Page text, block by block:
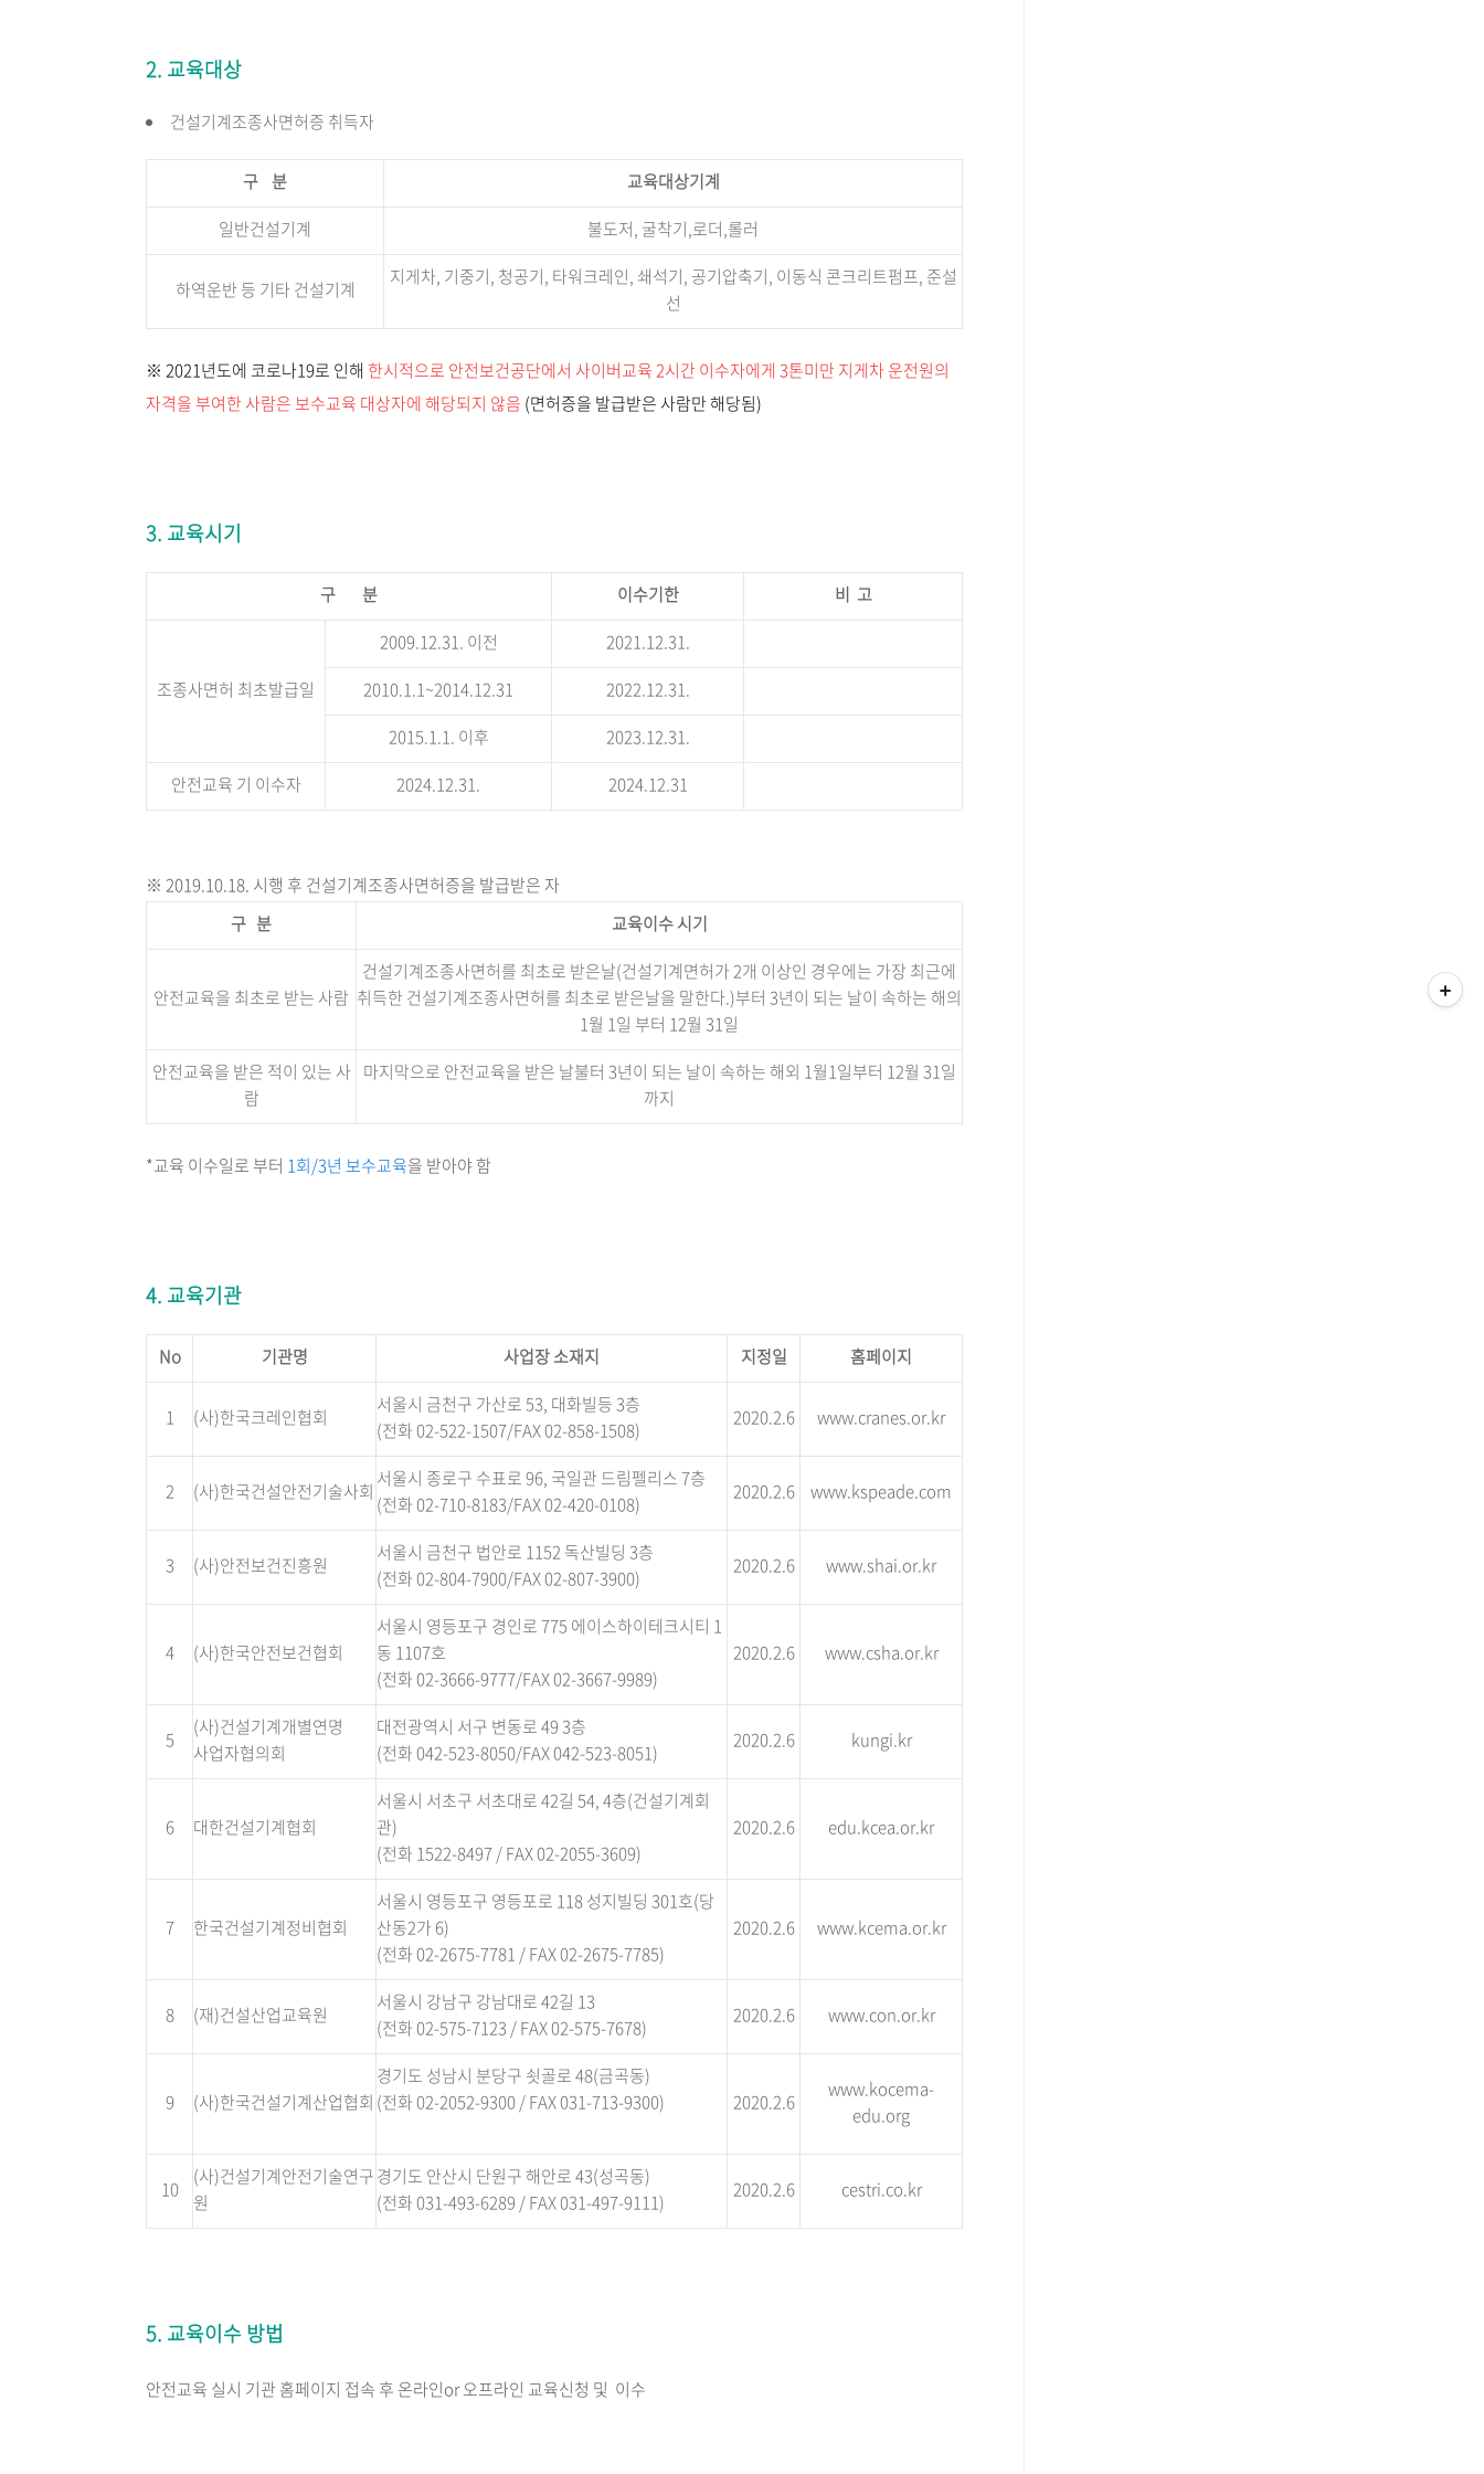
2. 교육대상
건설기계조종사면허증 취득자
구 분
교육대상기계
일반건설기계
불도저, 굴착기,로더,롤러
하역운반 등 기타 건설기계
지게차, 기중기, 청공기, 타워크레인, 쇄석기, 공기압축기, 이동식 콘크리트펌프, 준설
선
※ 2021년도에 코로나19로 인해 한시적으로 안전보건공단에서 사이버교육 2시간 이수자에게 3톤미만 지게차 운전원의
자격을 부여한 사람은 보수교육 대상자에 해당되지 않음 (면허증을 발급받은 사람만 해당됨)
3. 교육시기
구 분 이수기한 비 고
조종사면허 최초발급일
2009.12.31. 이전
2021.12.31.
2010.1.1~2014.12.31
2022.12.31.
2015.1.1. 이후
2023.12.31.
안전교육 기 이수자
2024.12.31. 2024.12.31
※ 2019.10.18. 시행 후 건설기계조종사면허증을 발급받은 자
구 분
교육이수 시기
안전교육을 최초로 받는 사람
건설기계조종사면허를 최초로 받은날(건설기계면허가 2개 이상인 경우에는 가장 최근에
취득한 건설기계조종사면허를 최초로 받은날을 말한다.)부터 3년이 되는 날이 속하는 해의
1월 1일 부터 12월 31일
안전교육을 받은 적이 있는 사
람
마지막으로 안전교육을 받은 날불터 3년이 되는 날이 속하는 해외 1월1일부터 12월 31일
까지
*교육 이수일로 부터 1회/3년 보수교육을 받아야 함
4. 교육기관
No 기관명 사업장 소재지 지정일 홈페이지
1 (사)한국크레인협회
서울시 금천구 가산로 53, 대화빌등 3층
(전화 02-522-1507/FAX 02-858-1508)
2020.2.6 www.cranes.or.kr
2 (사)한국건설안전기술사회
서울시 종로구 수표로 96, 국일관 드림펠리스 7층
(전화 02-710-8183/FAX 02-420-0108)
2020.2.6 www.kspeade.com
3 (사)안전보건진흥원
서울시 금천구 법안로 1152 독산빌딩 3층
(전화 02-804-7900/FAX 02-807-3900)
2020.2.6 www.shai.or.kr
4 (사)한국안전보건협회
서울시 영등포구 경인로 775 에이스하이테크시티 1
동 1107호
(전화 02-3666-9777/FAX 02-3667-9989)
2020.2.6 www.csha.or.kr
5
(사)건설기계개별연명
사업자협의회
대전광역시 서구 변동로 49 3층
(전화 042-523-8050/FAX 042-523-8051)
2020.2.6 kungi.kr
6 대한건설기계협회
서울시 서초구 서초대로 42길 54, 4층(건설기계회
관)
(전화 1522-8497 / FAX 02-2055-3609)
2020.2.6 edu.kcea.or.kr
7 한국건설기계정비협회
서울시 영등포구 영등포로 118 성지빌딩 301호(당
산동2가 6)
(전화 02-2675-7781 / FAX 02-2675-7785)
2020.2.6 www.kcema.or.kr
8 (재)건설산업교육원
서울시 강남구 강남대로 42길 13
(전화 02-575-7123 / FAX 02-575-7678)
2020.2.6 www.con.or.kr
9 (사)한국건설기계산업협회
경기도 성남시 분당구 쇳골로 48(금곡동)
(전화 02-2052-9300 / FAX 031-713-9300)
2020.2.6
www.kocema-
edu.org
10
(사)건설기계안전기술연구
원
경기도 안산시 단원구 해안로 43(성곡동)
(전화 031-493-6289 / FAX 031-497-9111)
2020.2.6 cestri.co.kr
5. 교육이수 방법
안전교육 실시 기관 홈페이지 접속 후 온라인or 오프라인 교육신청 및 이수